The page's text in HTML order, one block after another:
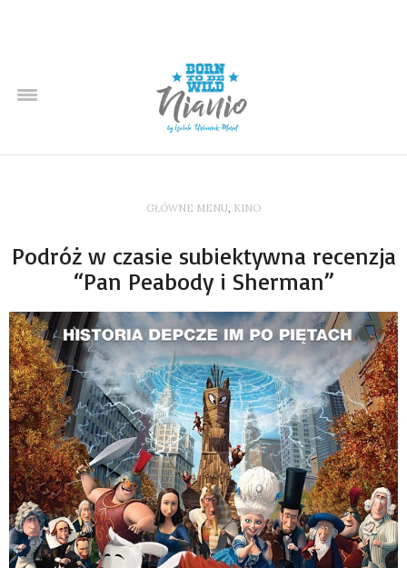
GŁÓWNE MENU, KINO
Podróż w czasie subiektywna recenzja
“Pan Peabody i Sherman”